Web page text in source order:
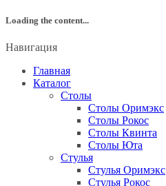
Loading the content...
Навигация
Главная
Каталог
Столы
Столы Оримэкс
Столы Рокос
Столы Квинта
Столы Юта
Стулья
Стулья Оримэкс
Стулья Рокос